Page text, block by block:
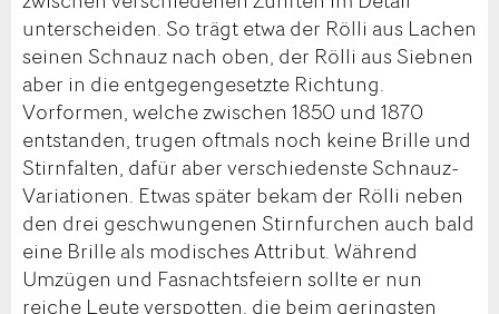
unterscheiden. So trägt etwa der Rölli aus Lachen
seinen Schnauz nach oben, der Rölli aus Siebnen
aber in die entgegengesetzte Richtung.
Vorformen, welche zwischen 1850 und 1870
entstanden, trugen oftmals noch keine Brille und
Stirnfalten, dafür aber verschiedenste Schnauz-
Variationen. Etwas später bekam der Rölli neben
den drei geschwungenen Stirnfurchen auch bald
eine Brille als modisches Attribut. Während
Umzügen und Fasnachtsfeiern sollte er nun
reiche Leute verspotten, die beim geringsten